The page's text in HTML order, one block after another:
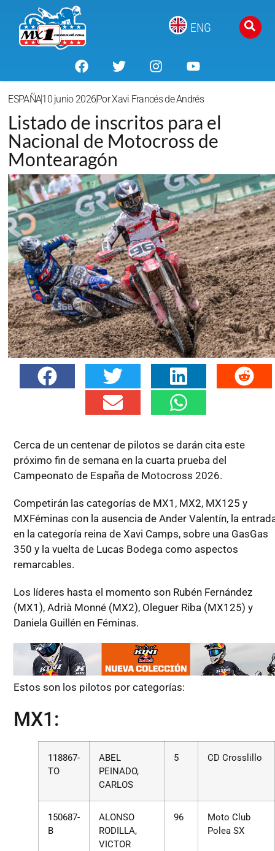
ENG
ESPAÑA10 junio 2026PorXavi Francés de Andrés
Listado de inscritos para el
Nacional de Motocross de
Montearagón
Cerca de un centenar de pilotos se darán cita este
próximo fin de semana en la cuarta prueba del
Campeonato de España de Motocross 2026.
Competirán las categorías de MX1, MX2, MX125 y
MXFéminas con la ausencia de Ander Valentín, la
en la categoría reina de Xavi Camps, sobre una GasGas
350 y la vuelta de Lucas Bodega como aspectos
remarcables.
Los líderes hasta el momento son Rubén Fernández
(MX1), Adrià Monné (MX2), Oleguer Riba (MX125) y
Daniela Guillén en Féminas.
Estos son los pilotos por categorías:
MX1:
118867-
TO
ABEL
PEINADO,
CARLOS
5 CD Crosslillo
150687-
B
ALONSO
RODILLA,
VICTOR
96
Moto Club
Polea SX